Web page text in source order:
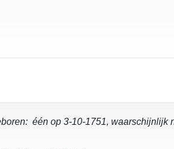
één op 3-10-1751, waarschijnlijk